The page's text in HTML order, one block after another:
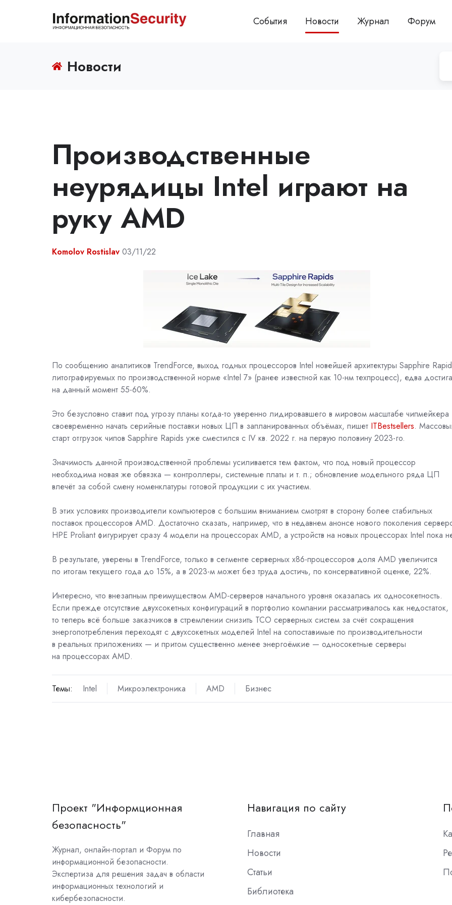
События Новости Журнал Форум
Новости
Производственные
неурядицы Intel играют на
руку AMD
Komolov Rostislav 03/11/22
По сообщению аналитиков TrendForce, выход годных процессоров Intel новейшей архитектуры Sapphire
литографируемых по производственной норме «Intel 7» (ранее известной как 10-нм техпроцесс), едва
на данный момент 55-60%.
Это безусловно ставит под угрозу планы когда-то уверенно лидировавшего в мировом масштабе чипмейкера
своевременно начать серийные поставки новых ЦП в запланированных объёмах, пишет ITBestsellers.
старт отгрузок чипов Sapphire Rapids уже сместился с IV кв. 2022 г. на первую половину 2023-го.
Значимость данной производственной проблемы усиливается тем фактом, что под новый процессор
необходима новая же обвязка — контроллеры, системные платы и т. п.; обновление модельного ряда ЦП
влечёт за собой смену номенклатуры готовой продукции с их участием.
В этих условиях производители компьютеров с большим вниманием смотрят в сторону более стабильных
поставок процессоров AMD. Достаточно сказать, например, что в недавнем анонсе нового поколения
HPE Proliant фигурирует сразу 4 модели на процессорах AMD, а устройств на новых процессорах Intel пока
В результате, уверены в TrendForce, только в сегменте серверных х86-процессоров доля AMD увеличится
по итогам текущего года до 15%, а в 2023-м может без труда достичь, по консервативной оценке, 22%.
Интересно, что внезапным преимуществом AMD-серверов начального уровня оказалась их односокетность.
Если прежде отсутствие двухсокетных конфигураций в портфолио компании рассматривалось как недостаток,
то теперь всё больше заказчиков в стремлении снизить ТСО серверных систем за счёт сокращения
энергопотребления переходят с двухсокетных моделей Intel на сопоставимые по производительности
в реальных приложениях — и притом существенно менее энергоёмкие — односокетные серверы
на процессорах AMD.
Темы: Intel Микроэлектроника AMD Бизнес
Проект "Информционная
безопасность"
Журнал, онлайн-портал и Форум по
информационной безопасности.
Экспертиза для решения задач в области
информационных технологий и
кибербезопасности.
Навигация по сайту
Главная
Новости
Статьи
Библиотека